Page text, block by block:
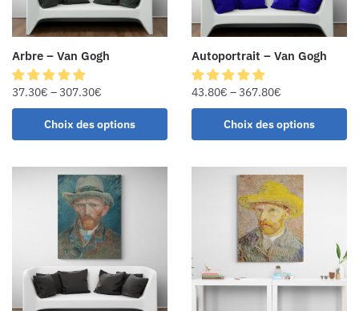
Arbre – Van Gogh
37.30€ –307.30€
Choix des options
Autoportrait – Van Gogh
43.80€ –367.80€
Choix des options